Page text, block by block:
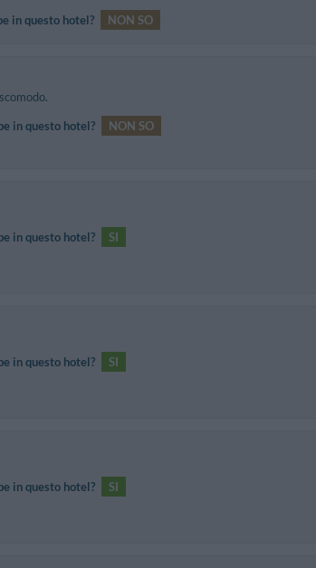
in questo hotel?
NON SO
in questo hotel?
NON SO
in questo hotel? SI
in questo hotel? SI
in questo hotel? SI